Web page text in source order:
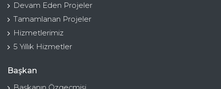
Devam Eden Projeler
Tamamlanan Projeler
Hizmetlerimiz
5 Yıllık Hizmetler
Başkan